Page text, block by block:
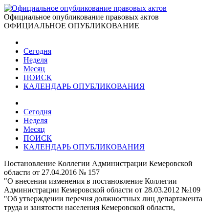
Официальное опубликование правовых актов
ОФИЦИАЛЬНОЕ ОПУБЛИКОВАНИЕ
Сегодня
Неделя
Месяц
ПОИСК
КАЛЕНДАРЬ ОПУБЛИКОВАНИЯ
Сегодня
Неделя
Месяц
ПОИСК
КАЛЕНДАРЬ ОПУБЛИКОВАНИЯ
Постановление Коллегии Администрации Кемеровской
области от 27.04.2016 № 157
"О внесении изменения в постановление Коллегии
Администрации Кемеровской области от 28.03.2012 №109
"Об утверждении перечня должностных лиц департамента
труда и занятости населения Кемеровской области,